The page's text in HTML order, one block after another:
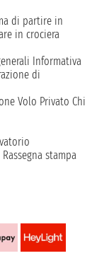
di partire in
in crociera
Informativa
di
Volo Privato Chi
Rassegna stampa